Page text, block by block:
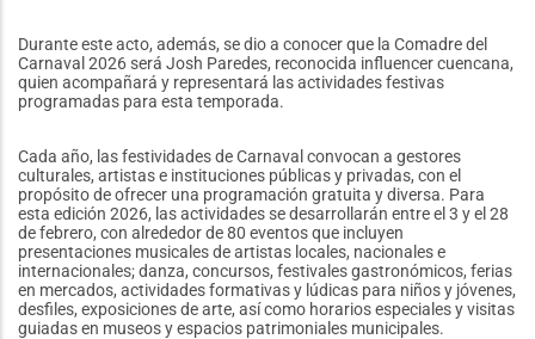
Durante este acto, además, se dio a conocer que la Comadre del
Carnaval 2026 será Josh Paredes, reconocida influencer cuencana,
quien acompañará y representará las actividades festivas
programadas para esta temporada.
Cada año, las festividades de Carnaval convocan a gestores
culturales, artistas e instituciones públicas y privadas, con el
propósito de ofrecer una programación gratuita y diversa. Para
esta edición 2026, las actividades se desarrollarán entre el 3 y el 28
de febrero, con alrededor de 80 eventos que incluyen
presentaciones musicales de artistas locales, nacionales e
internacionales; danza, concursos, festivales gastronómicos, ferias
en mercados, actividades formativas y lúdicas para niños y jóvenes,
desfiles, exposiciones de arte, así como horarios especiales y visitas
guiadas en museos y espacios patrimoniales municipales.